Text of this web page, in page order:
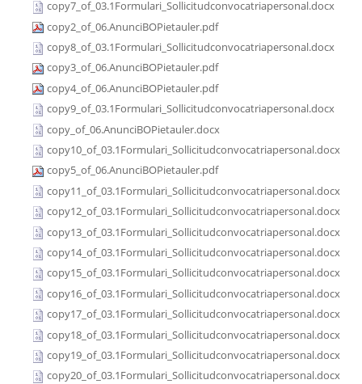
copy7_of_03.1Formulari_Sollicitudconvocatriapersonal.docx
copy2_of_06.AnunciBOPietauler.pdf
copy8_of_03.1Formulari_Sollicitudconvocatriapersonal.docx
copy3_of_06.AnunciBOPietauler.pdf
copy4_of_06.AnunciBOPietauler.pdf
copy9_of_03.1Formulari_Sollicitudconvocatriapersonal.docx
copy_of_06.AnunciBOPietauler.docx
copy10_of_03.1Formulari_Sollicitudconvocatriapersonal.docx
copy5_of_06.AnunciBOPietauler.pdf
copy11_of_03.1Formulari_Sollicitudconvocatriapersonal.docx
copy12_of_03.1Formulari_Sollicitudconvocatriapersonal.docx
copy13_of_03.1Formulari_Sollicitudconvocatriapersonal.docx
copy14_of_03.1Formulari_Sollicitudconvocatriapersonal.docx
copy15_of_03.1Formulari_Sollicitudconvocatriapersonal.docx
copy16_of_03.1Formulari_Sollicitudconvocatriapersonal.docx
copy17_of_03.1Formulari_Sollicitudconvocatriapersonal.docx
copy18_of_03.1Formulari_Sollicitudconvocatriapersonal.docx
copy19_of_03.1Formulari_Sollicitudconvocatriapersonal.docx
copy20_of_03.1Formulari_Sollicitudconvocatriapersonal.docx